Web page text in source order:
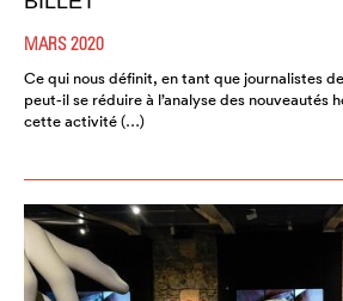
MARS 2020
Ce qui nous définit, en tant que journalistes
peut-il se réduire à l’analyse des nouveautés
cette activité (…)